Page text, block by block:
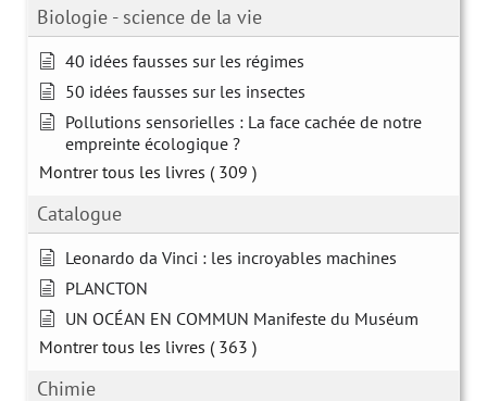
Biologie - science de la vie
40 idées fausses sur les régimes
50 idées fausses sur les insectes
Pollutions sensorielles : La face cachée de notre
empreinte écologique ?
Montrer tous les livres ( 309 )
Catalogue
Leonardo da Vinci : les incroyables machines
PLANCTON
UN OCÉAN EN COMMUN Manifeste du Muséum
Montrer tous les livres ( 363 )
Chimie